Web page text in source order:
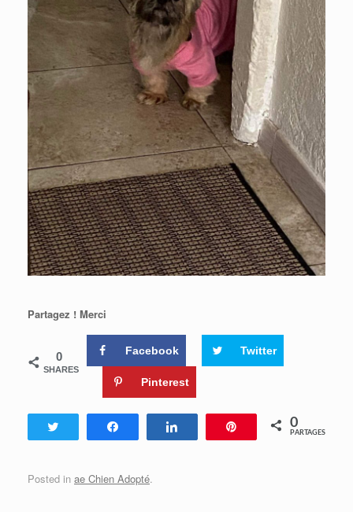
Partagez ! Merci
0
SHARES
Facebook Twitter
Pinterest
Tweetez Partagez Partagez Enregistrer
0
PARTAGES
Posted in ae Chien Adopté.